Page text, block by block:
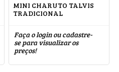
MINI CHARUTO TALVIS
TRADICIONAL
Faça o login ou cadastre-
se para visualizar os
preços!